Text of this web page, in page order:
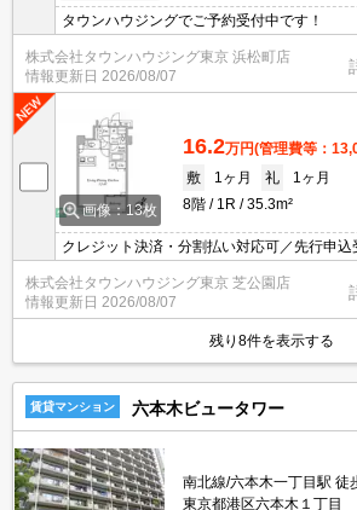
タウンハウジングでご予約受付中です！
株式会社タウンハウジング東京 浜松町店
情報更新日 2026/08/07
画像：13枚
16.2万円(管理費等：
敷
1ヶ月 礼
1ヶ月
8階
1R 35.3m²
クレジット決済・分割払い対応可／先行申込
件もまとめてご案内可能／専任物件多数あり
株式会社タウンハウジング東京 芝公園店
情報更新日 2026/08/07
残り8件を表示する
賃貸マンション 六本木ビュータワー
南北線/六本木一丁目駅 徒
東京都港区六本木１丁目